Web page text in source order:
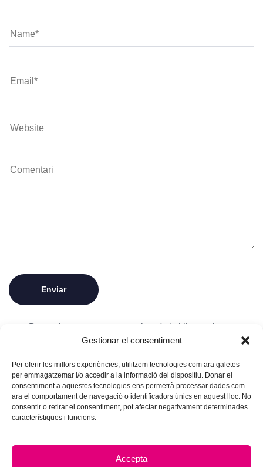
Gestionar el consentiment
Per oferir les millors experiències, utilitzem tecnologies com ara galetes
per emmagatzemar i/o accedir a la informació del dispositiu. Donar el
consentiment a aquestes tecnologies ens permetrà processar dades com
ara el comportament de navegació o identificadors únics en aquest lloc. No
consentir o retirar el consentiment, pot afectar negativament determinades
característiques i funcions.
Accepta
Desa el meu nom, correu electrònic i lloc web en
aquest navegador per a la pròxima vegada que
comenti.